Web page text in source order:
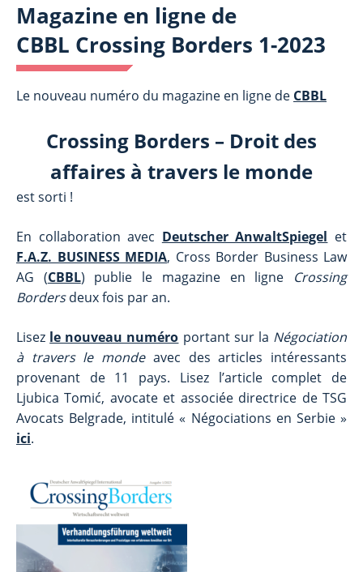
Magazine en ligne de
CBBL Crossing Borders 1-2023
Le nouveau numéro du magazine en ligne de CBBL
Crossing Borders – Droit des
affaires à travers le monde
est sorti !
En collaboration avec Deutscher AnwaltSpiegel et
F.A.Z. BUSINESS MEDIA, Cross Border Business Law
AG (CBBL) publie le magazine en ligne Crossing
Bordersdeux fois par an.
Lisez le nouveau numéro portant sur la Négociation
à travers le mondeavec des articles intéressants
provenant de 11 pays. Lisez l’article complet de
Ljubica Tomić, avocate et associée directrice de TSG
Avocats Belgrade, intitulé « Négociations en Serbie »
ici.